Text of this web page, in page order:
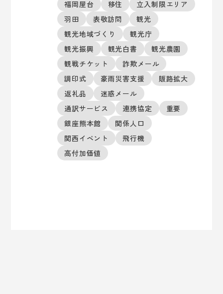
福岡屋台 移住
立入制限エリア
羽田
表敬訪問
観光
観光地域づくり
観光庁
観光振興
観光白書
観光農園
観戦チケット
詐欺メール
調印式
豪雨災害支援
販路拡大
返礼品
迷惑メール
通訳サービス
連携協定
重要
銀座熊本館
関係人口
関西イベント
飛行機
高付加価値